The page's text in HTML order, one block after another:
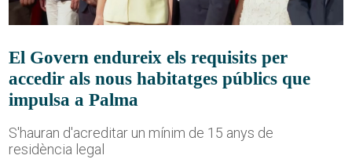
El Govern endureix els requisits per
accedir als nous habitatges públics que
impulsa a Palma
S'hauran d'acreditar un mínim de 15 anys de
residència legal